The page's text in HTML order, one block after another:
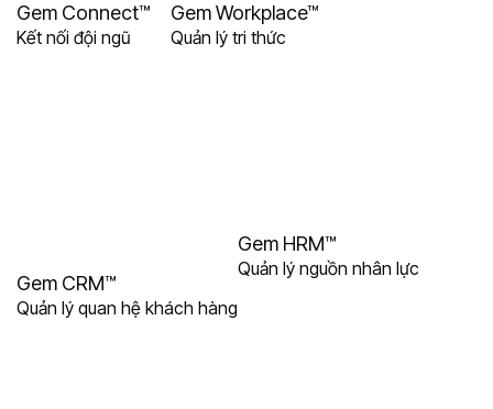
Gem Connect™
Kết nối đội ngũ
Gem Workplace™
Quản lý tri thức
Gem CRM™
Quản lý quan hệ khách hàng
Gem HRM™
Quản lý nguồn nhân lực